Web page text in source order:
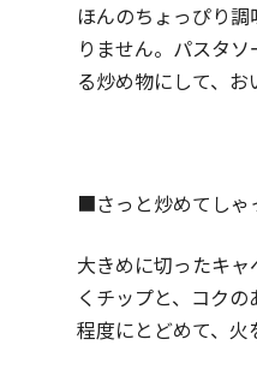
ほんのちょっぴり
りません。パスタ
る炒め物にして、お
■さっと炒めてしゃ
大きめに切ったキ
くチップと、コク
程度にとどめて、火